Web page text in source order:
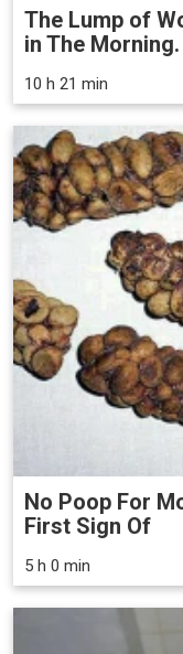
The Lump of
in The
10 h 21 min
No Poop For
First Sign Of
5 h 0 min